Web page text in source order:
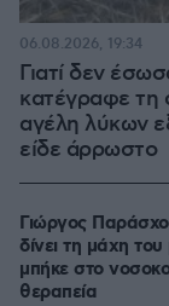
Γιατί δεν
κατέγραφε τη
αγέλη λύκων
είδε άρρωστο
06.08.2026, 19:34
Γιώργος
δίνει τη μάχη
μπήκε στο
θεραπεία